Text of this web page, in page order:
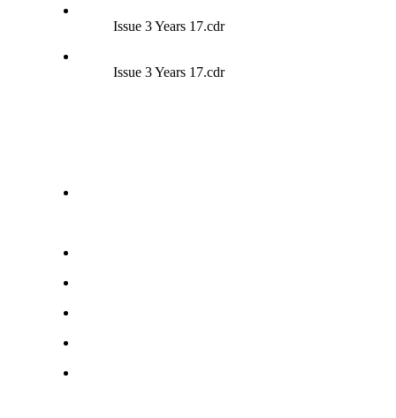
Issue 3 Years 17.cdr
Issue 3 Years 17.cdr